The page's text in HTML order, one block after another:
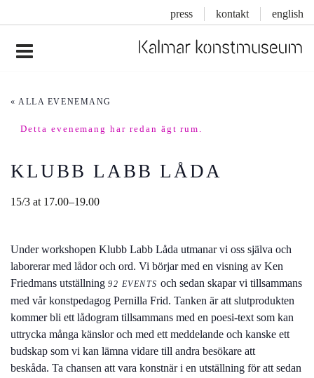
press kontakt english
« ALLA EVENEMANG
Detta evenemang har redan ägt rum.
KLUBB LABB LÅDA
15/3 at 17.00–19.00
Under workshopen Klubb Labb Låda utmanar vi oss själva och
laborerar med lådor och ord. Vi börjar med en visning av Ken
Friedmans utställning 92 EVENTS och sedan skapar vi tillsammans
med vår konstpedagog Pernilla Frid. Tanken är att slutprodukten
kommer bli ett lådogram tillsammans med en poesi-text som kan
uttrycka många känslor och med ett meddelande och kanske ett
budskap som vi kan lämna vidare till andra besökare att
beskåda. Ta chansen att vara konstnär i en utställning för att sedan